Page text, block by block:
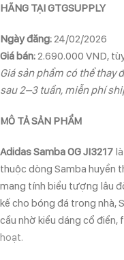
HÃNG TẠI GTGSUPPLY
Ngày đăng:24/02/2026
Giá bán:2.690.000 VND,
Giá sản phẩm có thể thay
sau 2–3 tuần, miễn phí
MÔ TẢ SẢN PHẨM
Adidas Samba OG JI3217
thuộc dòng Samba huyền
mang tính biểu tượng lâu
kế cho bóng đá trong nhà,
cầu nhờ kiểu dáng cổ điển,
hoạt.